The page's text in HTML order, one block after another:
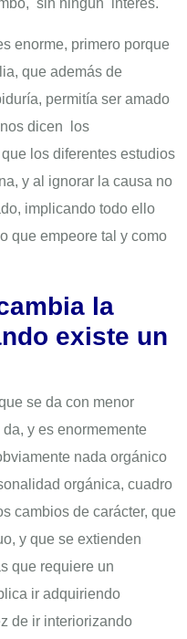
enorme, primero porque
que además de
permitía ser amado
dicen los
los diferentes estudios
y al ignorar la causa no
implicando todo ello
que empeore tal y como
la
existe un
se da con menor
y es enormemente
nada orgánico
orgánica, cuadro
cambios de carácter, que
y que se extienden
que requiere un
ir adquiriendo
de ir interiorizando